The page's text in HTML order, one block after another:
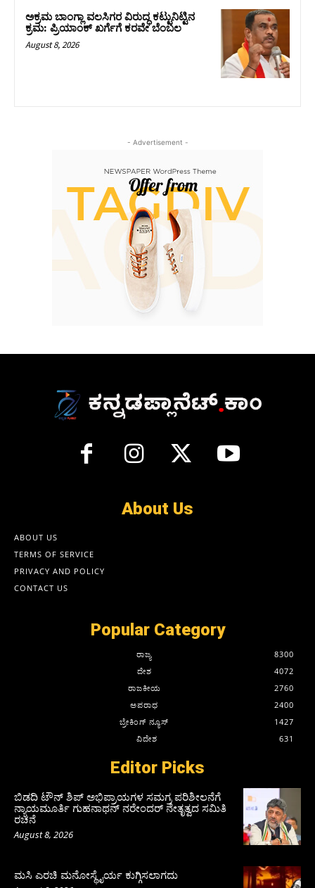
ಅಕ್ರಮ ಬಾಂಗ್ಲಾ ವಲಸಿಗರ ವಿರುದ್ಧ ಕಟ್ಟುನಿಟ್ಟಿನ
ಕ್ರಮ: ಪ್ರಿಯಾಂಕ್ ಖರ್ಗೆಗೆ ಕರವೇ ಬೆಂಬಲ
August 8, 2026
- Advertisement -
About Us
ABOUT US
TERMS OF SERVICE
PRIVACY AND POLICY
CONTACT US
Popular Category
ರಾಜ್ಯ
8300
ದೇಶ
4072
ರಾಜಕೀಯ
2760
ಅಪರಾಧ
2400
ಬ್ರೇಕಿಂಗ್ ನ್ಯೂಸ್
1427
ವಿದೇಶ
631
Editor Picks
ಬಿಡದಿ ಟೌನ್ ಶಿಪ್ ಅಭಿಪ್ರಾಯಗಳ ಸಮಗ್ರ ಪರಿಶೀಲನೆಗೆ
ನ್ಯಾಯಮೂರ್ತಿ ಗುಹನಾಥನ್ ನರೇಂದರ್ ನೇತೃತ್ವದ ಸಮಿತಿ
ರಚನೆ
August 8, 2026
ಮಸಿ ಎರಚಿ ಮನೋಸ್ಥೈರ್ಯ ಕುಗ್ಗಿಸಲಾಗದು